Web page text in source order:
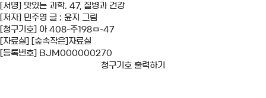
[서명] 맛있는 과학. 47, 질병과 건강
[저자] 민주영 글 ; 윤지 그림
[청구기호] 아 408-주198ㅁ-47
[자료실] [숲속작은]자료실
[등록번호] BJM000000270
청구기호 출력하기